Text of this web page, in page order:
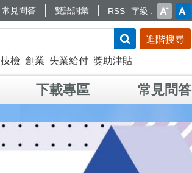
常見問答 雙語詞彙 RSS 字級
進階搜尋
技檢 創業 失業給付 獎助津貼
下載專區 常見問答